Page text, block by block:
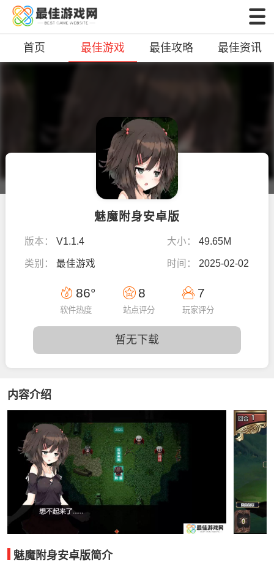
首页 最佳游戏 最佳攻略 最佳资讯
魅魔附身安卓版
版本： V1.1.4 大小： 49.65M
类别： 最佳游戏 时间： 2025-02-02
14:51:41
86°
软件热度
8
站点评分
7
玩家评分
暂无下载
内容介绍
魅魔附身安卓版简介